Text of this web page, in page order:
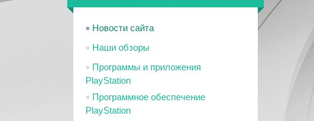
Новости сайта
Наши обзоры
Программы и приложения
PlayStation
Программное обеспечение
PlayStation